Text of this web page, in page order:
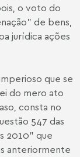
o voto do
de bens,
jurídica ações
que se
do mero ato
consta no
547 das
2010" que
anteriormente